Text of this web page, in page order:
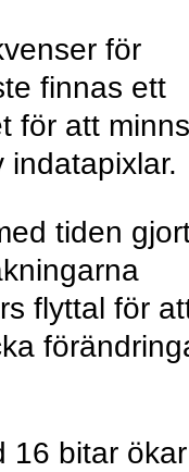
för
finnas ett
för att minns
indatapixlar.
tiden
flyttal för
16 bitar ökar